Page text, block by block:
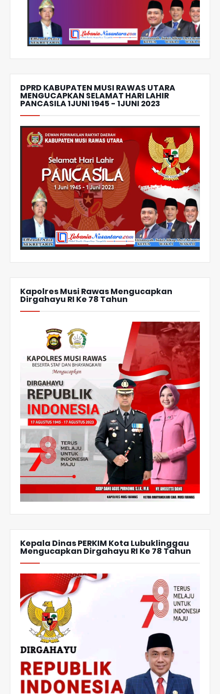
DPRD KABUPATEN MUSI RAWAS UTARA
MENGUCAPKAN SELAMAT HARI LAHIR
PANCASILA 1JUNI 1945 - 1JUNI 2023
Kapolres Musi Rawas Mengucapkan
Dirgahayu RI Ke 78 Tahun
Kepala Dinas PERKIM Kota Lubuklinggau
Mengucapkan Dirgahayu RI Ke 78 Tahun